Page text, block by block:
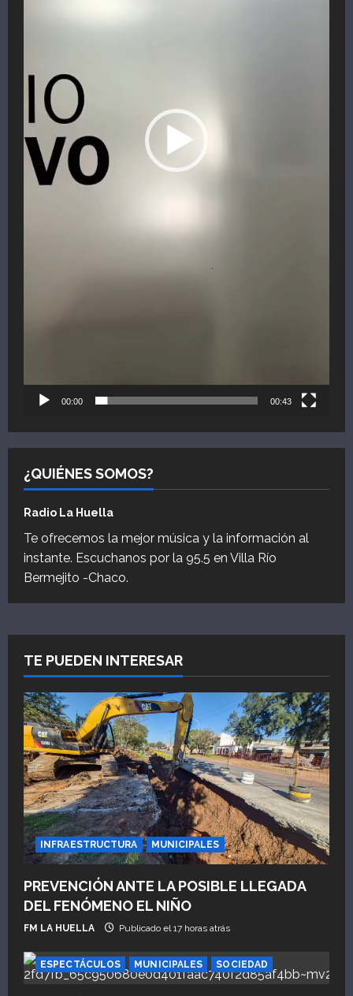
00:00 00:43
¿QUIÉNES SOMOS?
Radio La Huella
Te ofrecemos la mejor música y la información al
instante. Escuchanos por la 95.5 en Villa Río
Bermejito -Chaco.
TE PUEDEN INTERESAR
INFRAESTRUCTURA MUNICIPALES
PREVENCIÓN ANTE LA POSIBLE LLEGADA
DEL FENÓMENO EL NIÑO
FM LA HUELLA Publicado el 17 horas atrás
ESPECTÁCULOS MUNICIPALES SOCIEDAD